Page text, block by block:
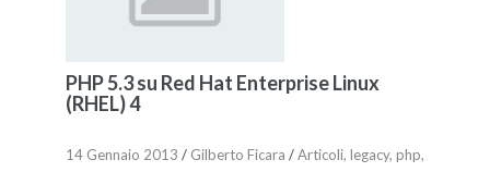
PHP 5.3 su Red Hat Enterprise Linux
(RHEL) 4
14 Gennaio 2013 / Gilberto Ficara /Articoli, legacy, php,